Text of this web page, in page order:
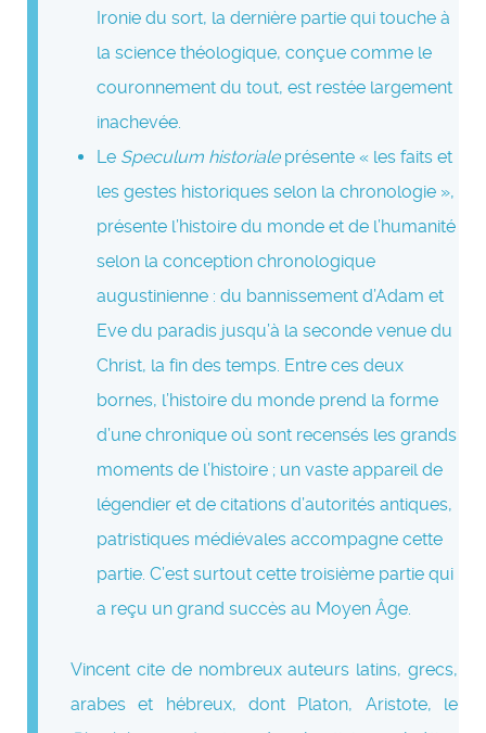
Ironie du sort, la dernière partie qui touche à
la science théologique, conçue comme le
couronnement du tout, est restée largement
inachevée.
Le Speculum historialeprésente « les faits et
les gestes historiques selon la chronologie »,
présente l’histoire du monde et de l’humanité
selon la conception chronologique
augustinienne : du bannissement d’Adam et
Eve du paradis jusqu’à la seconde venue du
Christ, la fin des temps. Entre ces deux
bornes, l’histoire du monde prend la forme
d’une chronique où sont recensés les grands
moments de l’histoire ; un vaste appareil de
légendier et de citations d’autorités antiques,
patristiques médiévales accompagne cette
partie. C’est surtout cette troisième partie qui
a reçu un grand succès au Moyen Âge.
Vincent cite de nombreux auteurs latins, grecs,
arabes et hébreux, dont Platon, Aristote, le